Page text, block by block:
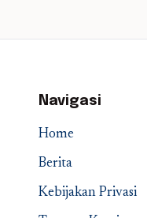
Navigasi
Home
Berita
Kebijakan Privasi